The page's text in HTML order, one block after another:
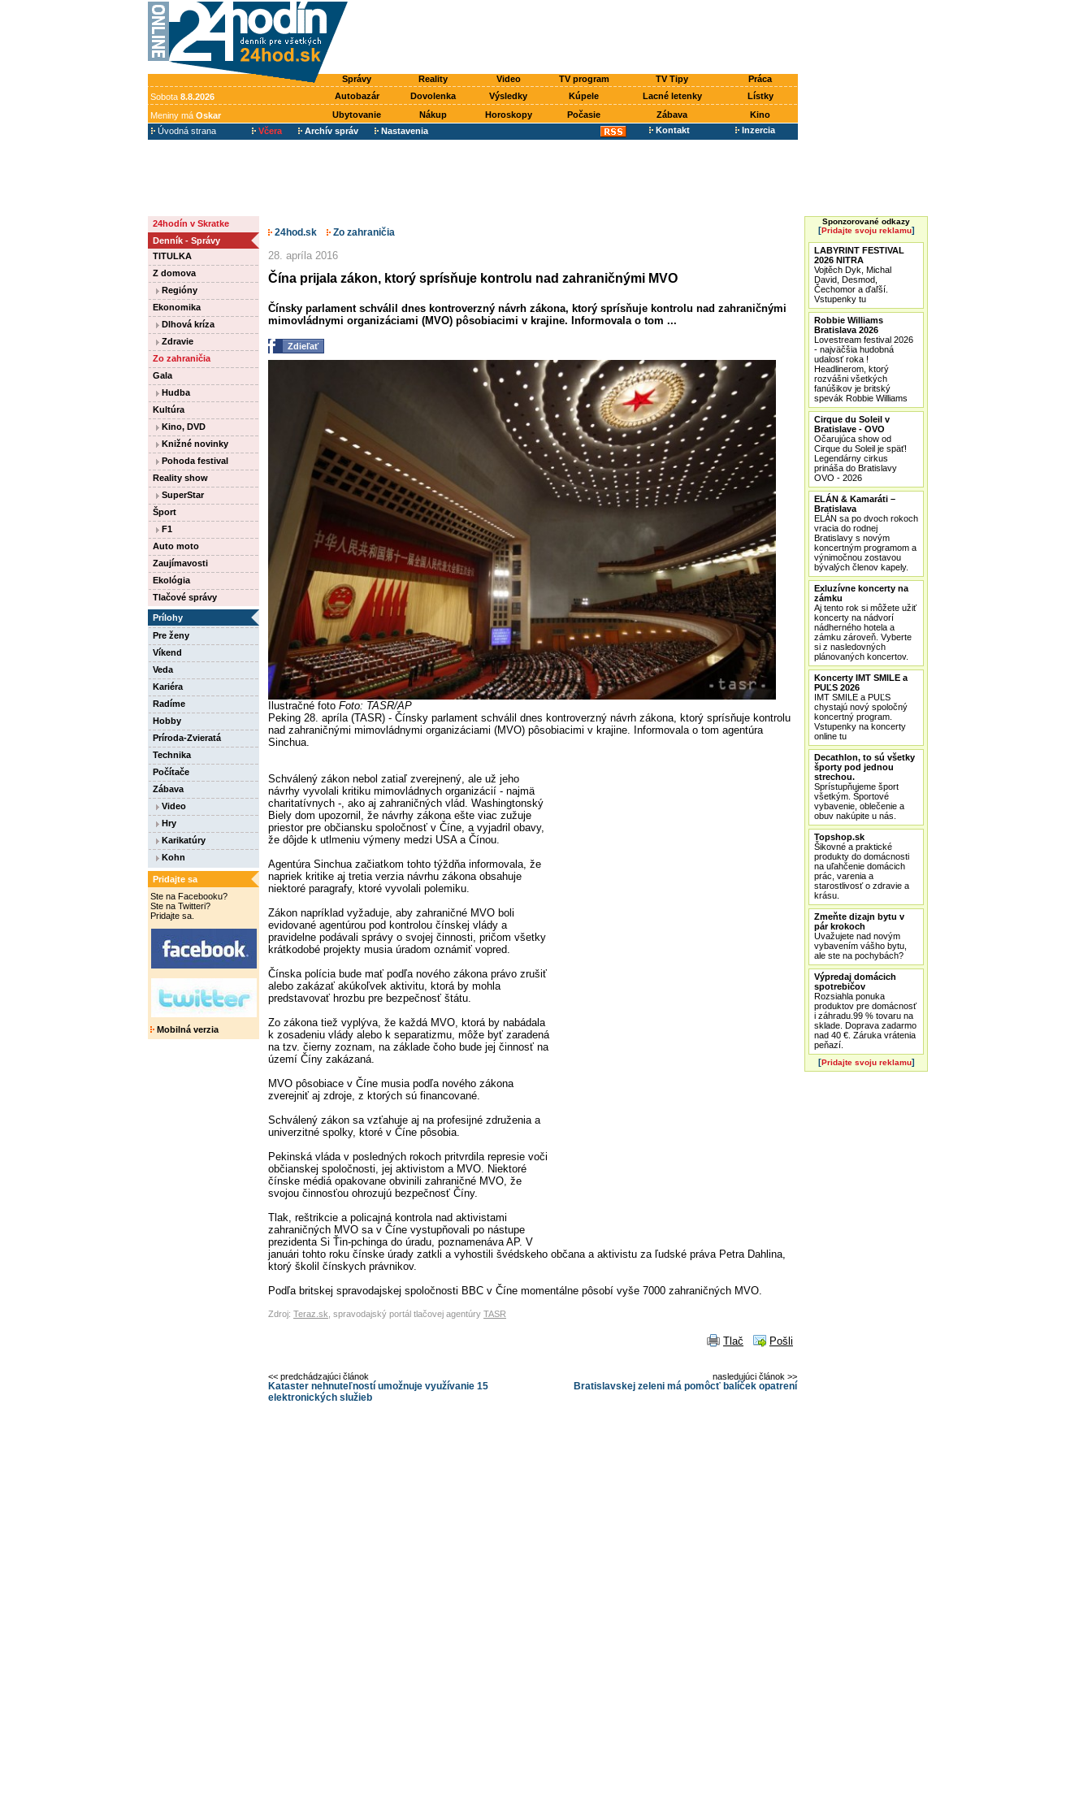
Správy Reality Video TV program TV Tipy
Práca
Sobota 8.8.2026 Autobazár Dovolenka Výsledky Kúpele Lacné letenky
Lístky
Meniny má Oskar Ubytovanie Nákup Horoskopy Počasie Zábava
Kino
Úvodná strana
Včera Archív správ Nastavenia Kontakt Inzercia
24hodín v Skratke
Denník - Správy
TITULKA
Z domova
Regióny
Ekonomika
Dlhová kríza
Zdravie
Zo zahraničia
Gala
Hudba
Kultúra
Kino, DVD
Knižné novinky
Pohoda festival
Reality show
SuperStar
Šport
F1
Auto moto
Zaujímavosti
Ekológia
Tlačové správy
Prílohy
Pre ženy
Víkend
Veda
Kariéra
Radíme
Hobby
Príroda-Zvieratá
Technika
Počítače
Zábava
Video
Hry
Karikatúry
Kohn
Pridajte sa
Ste na Facebooku?
Ste na Twitteri?
Pridajte sa.
Mobilná verzia
24hod.sk Zo zahraničia
28. apríla 2016
Čína prijala zákon, ktorý sprísňuje kontrolu nad zahraničnými MVO
Čínsky parlament schválil dnes kontroverzný návrh zákona, ktorý sprísňuje kontrolu nad zahraničnými
mimovládnymi organizáciami (MVO) pôsobiacimi v krajine. Informovala o tom ...
Zdieľať
Ilustračné foto Foto: TASR/AP
Peking 28. apríla (TASR) - Čínsky parlament schválil dnes kontroverzný návrh zákona, ktorý sprísňuje kontrolu
nad zahraničnými mimovládnymi organizáciami (MVO) pôsobiacimi v krajine. Informovala o tom agentúra
Sinchua.
Schválený zákon nebol zatiaľ zverejnený, ale už jeho
návrhy vyvolali kritiku mimovládnych organizácií - najmä
charitatívnych -, ako aj zahraničných vlád. Washingtonský
Biely dom upozornil, že návrhy zákona ešte viac zužuje
priestor pre občiansku spoločnosť v Číne, a vyjadril obavy,
že dôjde k utlmeniu výmeny medzi USA a Čínou.
Agentúra Sinchua začiatkom tohto týždňa informovala, že
napriek kritike aj tretia verzia návrhu zákona obsahuje
niektoré paragrafy, ktoré vyvolali polemiku.
Zákon napríklad vyžaduje, aby zahraničné MVO boli
evidované agentúrou pod kontrolou čínskej vlády a
pravidelne podávali správy o svojej činnosti, pričom všetky
krátkodobé projekty musia úradom oznámiť vopred.
Čínska polícia bude mať podľa nového zákona právo zrušiť
alebo zakázať akúkoľvek aktivitu, ktorá by mohla
predstavovať hrozbu pre bezpečnosť štátu.
Zo zákona tiež vyplýva, že každá MVO, ktorá by nabádala
k zosadeniu vlády alebo k separatizmu, môže byť zaradená
na tzv. čierny zoznam, na základe čoho bude jej činnosť na
území Číny zakázaná.
MVO pôsobiace v Číne musia podľa nového zákona
zverejniť aj zdroje, z ktorých sú financované.
Schválený zákon sa vzťahuje aj na profesijné združenia a
univerzitné spolky, ktoré v Číne pôsobia.
Pekinská vláda v posledných rokoch pritvrdila represie voči
občianskej spoločnosti, jej aktivistom a MVO. Niektoré
čínske médiá opakovane obvinili zahraničné MVO, že
svojou činnosťou ohrozujú bezpečnosť Číny.
Tlak, reštrikcie a policajná kontrola nad aktivistami
zahraničných MVO sa v Číne vystupňovali po nástupe
prezidenta Si Ťin-pchinga do úradu, poznamenáva AP. V
januári tohto roku čínske úrady zatkli a vyhostili švédskeho občana a aktivistu za ľudské práva Petra Dahlina,
ktorý školil čínskych právnikov.
Podľa britskej spravodajskej spoločnosti BBC v Číne momentálne pôsobí vyše 7000 zahraničných MVO.
Zdroj: Teraz.sk , spravodajský portál tlačovej agentúry TASR
Tlač Pošli
nasledujúci článok >>
Bratislavskej zeleni má pomôcť balíček opatrení
<< predchádzajúci článok
Kataster nehnuteľností umožnuje využívanie 15
elektronických služieb
Sponzorované odkazy
[Pridajte svoju reklamu]
LABYRINT FESTIVAL
2026 NITRA
Vojtěch Dyk, Michal
David, Desmod,
Čechomor a ďaľší.
Vstupenky tu
Robbie Williams
Bratislava 2026
Lovestream festival 2026
- najväčšia hudobná
udalosť roka !
Headlinerom, ktorý
rozvášni všetkých
fanúšikov je britský
spevák Robbie Williams
Cirque du Soleil v
Bratislave - OVO
Očarujúca show od
Cirque du Soleil je späť!
Legendárny cirkus
prináša do Bratislavy
OVO - 2026
ELÁN & Kamaráti –
Bratislava
ELÁN sa po dvoch rokoch
vracia do rodnej
Bratislavy s novým
koncertným programom a
výnimočnou zostavou
bývalých členov kapely.
Exluzívne koncerty na
zámku
Aj tento rok si môžete užiť
koncerty na nádvorí
nádherného hotela a
zámku zároveň. Vyberte
si z nasledovných
plánovaných koncertov.
Koncerty IMT SMILE a
PUĽS 2026
IMT SMILE a PUĽS
chystajú nový spoločný
koncertný program.
Vstupenky na koncerty
online tu
Decathlon, to sú všetky
športy pod jednou
strechou.
Sprístupňujeme šport
všetkým. Športové
vybavenie, oblečenie a
obuv nakúpite u nás.
Topshop.sk
Šikovné a praktické
produkty do domácnosti
na uľahčenie domácich
prác, varenia a
starostlivosť o zdravie a
krásu.
Zmeňte dizajn bytu v
pár krokoch
Uvažujete nad novým
vybavením vášho bytu,
ale ste na pochybách?
Výpredaj domácich
spotrebičov
Rozsiahla ponuka
produktov pre domácnosť
i záhradu.99 % tovaru na
sklade. Doprava zadarmo
nad 40 €. Záruka vrátenia
peňazí.
[Pridajte svoju reklamu]